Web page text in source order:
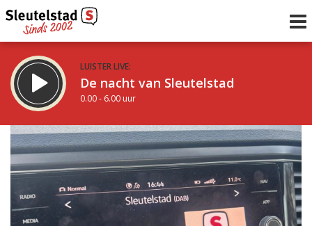
LUISTER LIVE:
De nacht van Sleutelstad
0.00 - 6.00 uur
STRAKS:
De ochtend van Sleutelstad
6.00 - 12.00 uur
Vorig uur
uur 1 van 0 Volgend uur